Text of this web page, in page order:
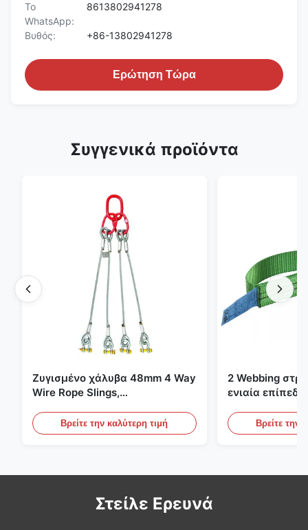
Το
WhatsApp:
8613802941278
Βυθός: +86-13802941278
Ερώτηση Τώρα
Συγγενικά προϊόντα
Ζυγισμένο χάλυβα 48mm 4 Way
Wire Rope Slings,
Βρείτε την καλύτερη τιμή
2 Webbing
ενιαία
ανυψωτικές
Βρείτε την
Στείλε Ερευνά